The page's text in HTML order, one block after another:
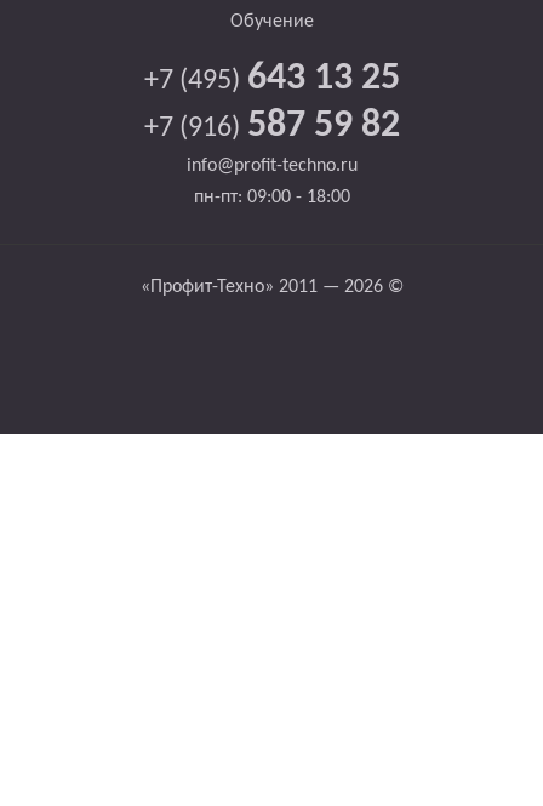
Обучение
+7 (495) 643 13 25
+7 (916) 587 59 82
info@profit-techno.ru
пн-пт: 09:00 - 18:00
«Профит-Техно» 2011 — 2026 ©